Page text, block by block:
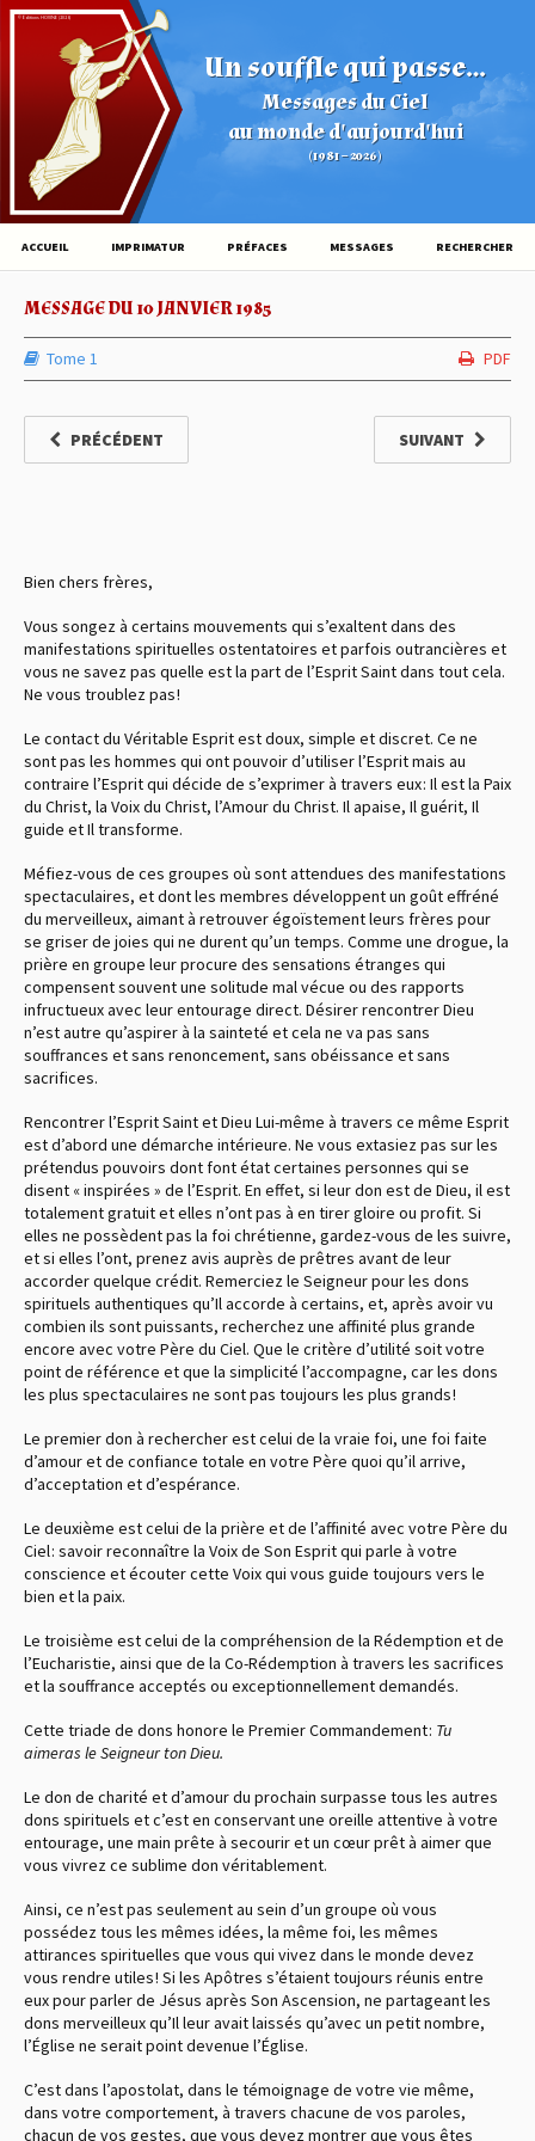
Un souffle qui passe...
Messages du Ciel
au monde d'aujourd'hui
(1981 – 2026)
© Éditions HOVINE (2026)
ACCUEIL IMPRIMATUR PRÉFACES MESSAGES RECHERCHER
MESSAGE DU 10 JANVIER 1985
Tome 1 PDF
PRÉCÉDENT SUIVANT
Bien chers frères,
Vous songez à certains mouvements qui s’exaltent dans des
manifestations spirituelles ostentatoires et parfois outrancières et
vous ne savez pas quelle est la part de l’Esprit Saint dans tout cela.
Ne vous troublez pas !
Le contact du Véritable Esprit est doux, simple et discret. Ce ne
sont pas les hommes qui ont pouvoir d’utiliser l’Esprit mais au
contraire l’Esprit qui décide de s’exprimer à travers eux : Il est la Paix
du Christ, la Voix du Christ, l’Amour du Christ. Il apaise, Il guérit, Il
guide et Il transforme.
Méfiez-vous de ces groupes où sont attendues des manifestations
spectaculaires, et dont les membres développent un goût effréné
du merveilleux, aimant à retrouver égoïstement leurs frères pour
se griser de joies qui ne durent qu’un temps. Comme une drogue, la
prière en groupe leur procure des sensations étranges qui
compensent souvent une solitude mal vécue ou des rapports
infructueux avec leur entourage direct. Désirer rencontrer Dieu
n’est autre qu’aspirer à la sainteté et cela ne va pas sans
souffrances et sans renoncement, sans obéissance et sans
sacrifices.
Rencontrer l’Esprit Saint et Dieu Lui-même à travers ce même Esprit
est d’abord une démarche intérieure. Ne vous extasiez pas sur les
prétendus pouvoirs dont font état certaines personnes qui se
disent « inspirées » de l’Esprit. En effet, si leur don est de Dieu, il est
totalement gratuit et elles n’ont pas à en tirer gloire ou profit. Si
elles ne possèdent pas la foi chrétienne, gardez-vous de les suivre,
et si elles l’ont, prenez avis auprès de prêtres avant de leur
accorder quelque crédit. Remerciez le Seigneur pour les dons
spirituels authentiques qu’Il accorde à certains, et, après avoir vu
combien ils sont puissants, recherchez une affinité plus grande
encore avec votre Père du Ciel. Que le critère d’utilité soit votre
point de référence et que la simplicité l’accompagne, car les dons
les plus spectaculaires ne sont pas toujours les plus grands !
Le premier don à rechercher est celui de la vraie foi, une foi faite
d’amour et de confiance totale en votre Père quoi qu’il arrive,
d’acceptation et d’espérance.
Le deuxième est celui de la prière et de l’affinité avec votre Père du
Ciel : savoir reconnaître la Voix de Son Esprit qui parle à votre
conscience et écouter cette Voix qui vous guide toujours vers le
bien et la paix.
Le troisième est celui de la compréhension de la Rédemption et de
l’Eucharistie, ainsi que de la Co-Rédemption à travers les sacrifices
et la souffrance acceptés ou exceptionnellement demandés.
Cette triade de dons honore le Premier Commandement : Tu
aimeras le Seigneur ton Dieu.
Le don de charité et d’amour du prochain surpasse tous les autres
dons spirituels et c’est en conservant une oreille attentive à votre
entourage, une main prête à secourir et un cœur prêt à aimer que
vous vivrez ce sublime don véritablement.
Ainsi, ce n’est pas seulement au sein d’un groupe où vous
possédez tous les mêmes idées, la même foi, les mêmes
attirances spirituelles que vous qui vivez dans le monde devez
vous rendre utiles ! Si les Apôtres s’étaient toujours réunis entre
eux pour parler de Jésus après Son Ascension, ne partageant les
dons merveilleux qu’Il leur avait laissés qu’avec un petit nombre,
l’Église ne serait point devenue l’Église.
C’est dans l’apostolat, dans le témoignage de votre vie même,
dans votre comportement, à travers chacune de vos paroles,
chacun de vos gestes, que vous devez montrer que vous êtes